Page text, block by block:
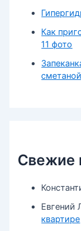
Как
11 фото
Свежие
Евгений
квартире